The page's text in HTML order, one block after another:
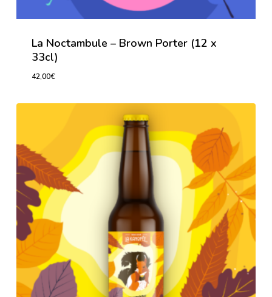
La Noctambule – Brown Porter (12 x
33cl)
42,00€